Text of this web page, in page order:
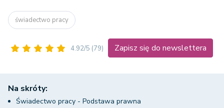
świadectwo pracy
4.92/5 (79) Zapisz się do newslettera
Na skróty:
Świadectwo pracy - Podstawa prawna